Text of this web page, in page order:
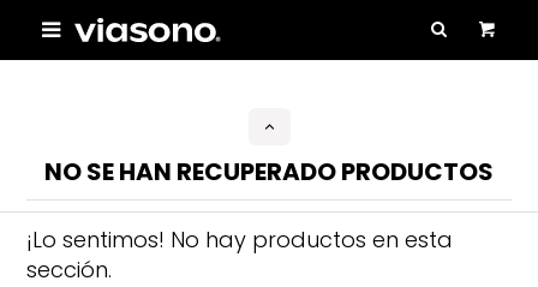

NO SE HAN RECUPERADO PRODUCTOS
¡Lo sentimos! No hay productos en esta
sección.